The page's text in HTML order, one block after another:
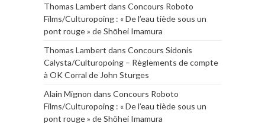
Thomas Lambert dans Concours Roboto
Films/Culturopoing : « De l’eau tiède sous un
pont rouge » de Shōhei Imamura
Thomas Lambert dans Concours Sidonis
Calysta/Culturopoing – Règlements de compte
à OK Corral de John Sturges
Alain Mignon dans Concours Roboto
Films/Culturopoing : « De l’eau tiède sous un
pont rouge » de Shōhei Imamura